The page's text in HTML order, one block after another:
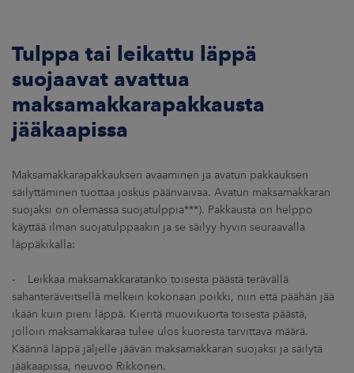
Tulppa tai leikattu läppä
suojaavat avattua
maksamakkarapakkausta
jääkaapissa
Maksamakkarapakkauksen avaaminen ja avatun pakkauksen
säilyttäminen tuottaa joskus päänvaivaa. Avatun maksamakkaran
suojaksi on olemassa suojatulppia***). Pakkausta on helppo
käyttää ilman suojatulppaakin ja se säilyy hyvin seuraavalla
läppäkikalla:
- Leikkaa maksamakkaratanko toisesta päästä terävällä
sahanteräveitsellä melkein kokonaan poikki, niin että päähän jää
ikään kuin pieni läppä. Kieritä muovikuorta toisesta päästä,
jolloin maksamakkaraa tulee ulos kuoresta tarvittava määrä.
Käännä läppä jäljelle jäävän maksamakkaran suojaksi ja säilytä
jääkaapissa, neuvoo Rikkonen.